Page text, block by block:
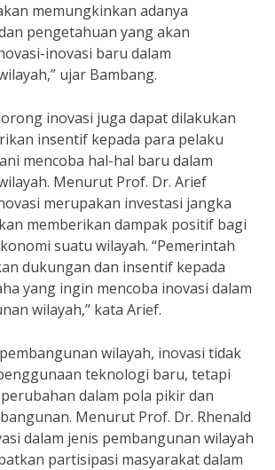
memungkinkan adanya
pengetahuan yang akan
inovasi baru dalam
ujar Bambang.
inovasi juga dapat dilakukan
insentif kepada para pelaku
mencoba hal-hal baru dalam
Menurut Prof. Dr. Arief
merupakan investasi jangka
memberikan dampak positif bagi
suatu wilayah. “Pemerintah
dukungan dan insentif kepada
yang ingin mencoba inovasi dalam
wilayah,” kata Arief.
wilayah, inovasi tidak
teknologi baru, tetapi
dalam pola pikir dan
Menurut Prof. Dr. Rhenald
dalam jenis pembangunan wilayah
partisipasi masyarakat dalam